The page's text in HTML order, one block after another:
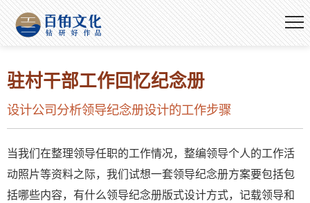
驻村干部工作回忆纪念册
设计公司分析领导纪念册设计的工作步骤
当我们在整理领导任职的工作情况，整编领导个人的工作活
动照片等资料之际，我们试想一套领导纪念册方案要包括包
括哪些内容，有什么领导纪念册版式设计方式，记载领导和